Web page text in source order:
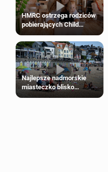
HMRC ostrzega rodziców
pobierających Child
Benefit. Mogą być
zobowiązani do zwrotu
zasiłku
Najlepsze nadmorskie
miasteczko blisko